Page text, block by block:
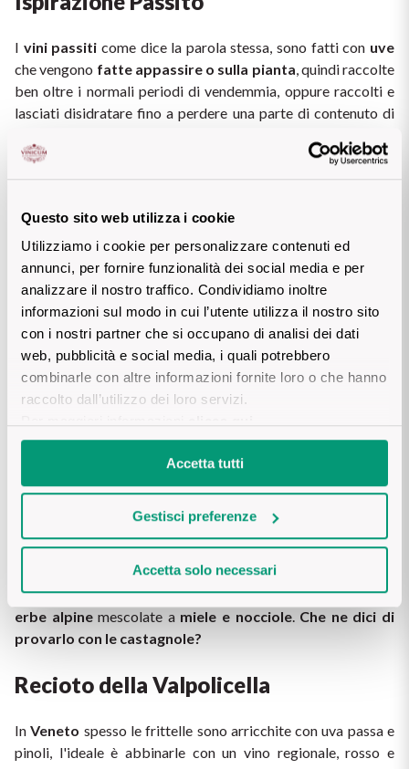
Questo sito web utilizza i cookie
Utilizziamo i cookie per personalizzare contenuti ed
annunci, per fornire funzionalità dei social media e per
analizzare il nostro traffico. Condividiamo inoltre
informazioni sul modo in cui l’utente utilizza il nostro sito
con i nostri partner che si occupano di analisi dei dati
web, pubblicità e social media, i quali potrebbero
combinarle con altre informazioni fornite loro o che hanno
raccolto dall’utilizzo dei loro servizi.
Accetta tutti
Gestisci preferenze
Accetta solo necessari
I vini passiti come dice la parola stessa, sono fatti con
che vengono fatte appassire o sulla pianta, quindi raccolte
ben oltre i normali periodi di vendemmia, oppure raccolti e
lasciati disidratare fino a perdere una parte di contenuto di
vini ricchi
grande dolcezza
intensità aromatica al naso, seducenti e voluttuosi.
assolate isole sicule tanto quanto sulle pendici delle Alpi,
naturalmente con tecniche e risultati stilisticamente molto
diversi.
Lombardia più precisamente in Valtellina dalla cantina
Nino Negri, dal nome intrigante: Ispirazione
utilizzate sono uve aromatiche o semi-aromatiche
(Muscat Blanc à Petits Grains, Sauvignon Blanc, Riesling,
complesse e vengono raccolte a fine novembre in cassette.
Sono coltivate sulle pendici delle Alpi Retiche, famose per i
terrazzamenti (quasi 2.5 km di muretti a secco!) e vinificate
poi nella cantina con un invecchiamento in barrique di 18
mesi. Il risultato è un vino dal
colore dorato e brillante
complesso e pronunciato al naso, in cui emergono all’inizio
le caratteristiche note del Moscato (frutta, miele, muschio)
ma con forti sentori di agrumi, limone e mandarino
erbe alpine mescolate a miele e nocciole. Che ne dici di
provarlo con le castagnole?
Recioto della Valpolicella
In Veneto spesso le frittelle sono arricchite con uva passa e
pinoli, l'ideale è abbinarle con un vino regionale, rosso e